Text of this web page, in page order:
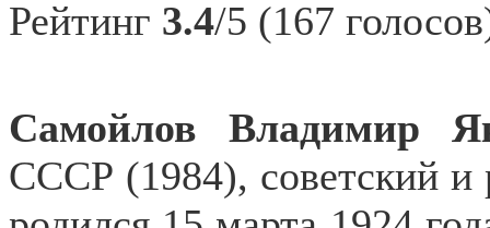
Рейтинг 3.4/5 (167
Самойлов Владимир
СССР (1984), советский и